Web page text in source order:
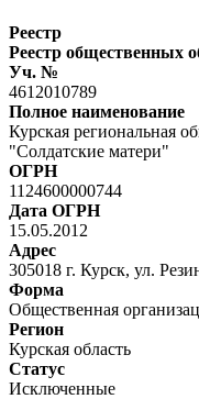
Реестр
Реестр общественных
Уч. №
4612010789
Полное наименование
Курская региональная
"Солдатские матери"
ОГРН
1124600000744
Дата ОГРН
15.05.2012
Адрес
305018 г. Курск, ул.
Форма
Общественная
Регион
Курская область
Статус
Исключенные